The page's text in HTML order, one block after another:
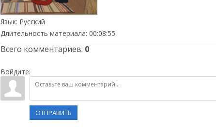
Язык: Русский
Длительность материала: 00:08:55
Всего комментариев: 0
Войдите:
ОТПРАВИТЬ